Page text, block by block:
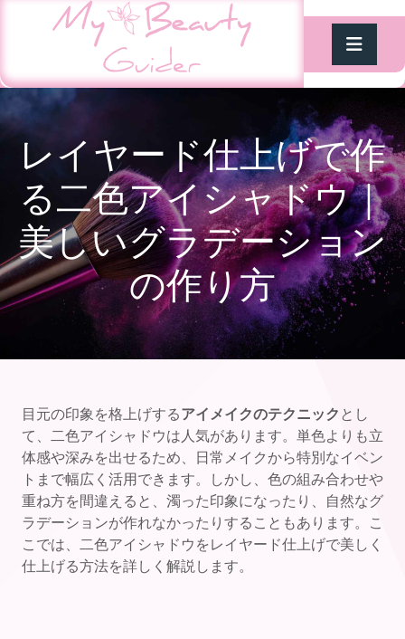
レイヤード仕上げで作
る二色アイシャドウ｜
美しいグラデーション
の作り方
目元の印象を格上げするアイメイクのテクニック とし
て、二色アイシャドウは人気があります。単色よりも立
体感や深みを出せるため、日常メイクから特別なイベン
トまで幅広く活用できます。しかし、色の組み合わせや
重ね方を間違えると、濁った印象になったり、自然なグ
ラデーションが作れなかったりすることもあります。こ
こでは、二色アイシャドウをレイヤード仕上げで美しく
仕上げる方法を詳しく解説します。